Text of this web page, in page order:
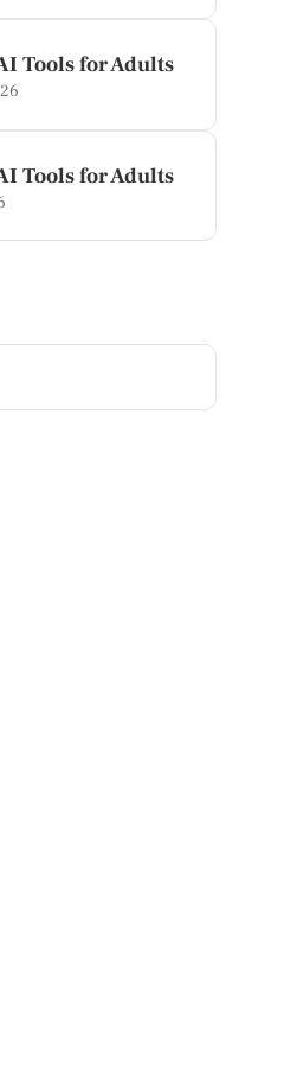
Tools for Adults
Tools for Adults